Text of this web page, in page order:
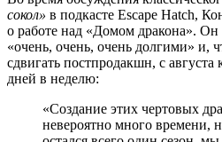
сокол» в подкасте Escape Hatch,
о работе над «Домом дракона». Он
«очень, очень, очень долгими» и,
сдвигать постпродакшн, с августа
дней в неделю:
«Создание этих чертовых
невероятно много времени,